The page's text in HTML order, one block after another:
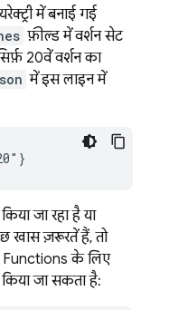
में बनाई गई
फ़ील्ड में वर्शन सेट
20वें वर्शन का
में इस लाइन में
जा रहा है या
खास ज़रूरतें हैं, तो
के लिए
जा सकता है: